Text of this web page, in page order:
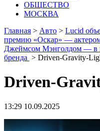
ОБЩЕСТВО
МОСКВА
Главная > Авто > Lucid
премию «Оскар» —
Джеймсом Мэнголдом — в
бренда > Driven-Gravity-
Driven-
13:29 10.09.2025